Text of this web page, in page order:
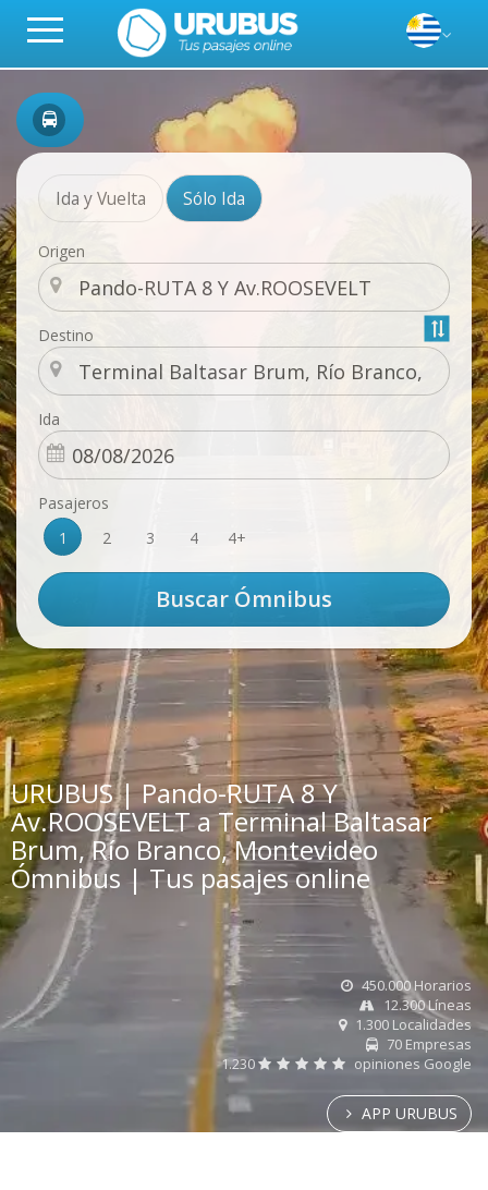
Ida y Vuelta Sólo Ida
Origen
Destino
Ida
Pasajeros
1
2 3 4 4+
URUBUS | Pando-RUTA 8 Y
Av.ROOSEVELT a Terminal Baltasar
Brum, Río Branco, Montevideo
Ómnibus | Tus pasajes online
450.000 Horarios
12.300 Líneas
1.300 Localidades
70 Empresas
1.230
opiniones Google
APP URUBUS